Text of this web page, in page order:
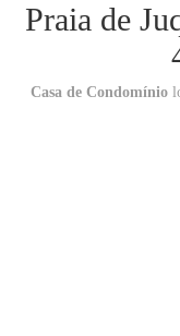
Praia de
Casa de Condomínio